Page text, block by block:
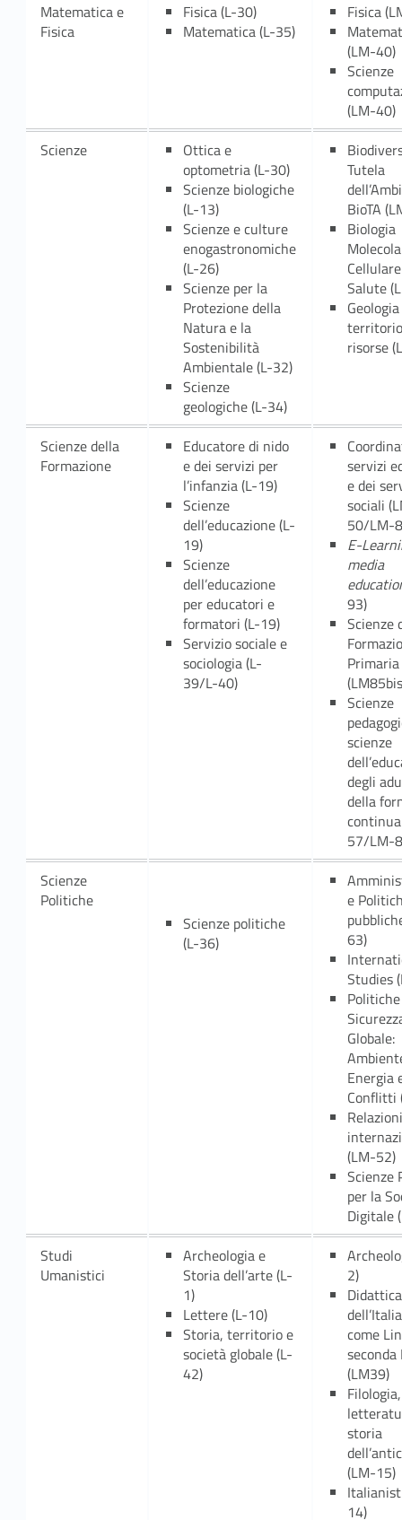
Matematica e
Fisica
Fisica (L-30)
Matematica (L-35)
Fisica
(LM-40)
Scienze
(LM-40)
Scienze
Ottica e
optometria (L-30)
Scienze biologiche
(L-13)
Scienze e culture
enogastronomiche
(L-26)
Scienze per la
Protezione della
Natura e la
Sostenibilità
Ambientale (L-32)
Scienze
geologiche (L-34)
Tutela
BioTA
Biologia
Salute
risorse
Scienze della
Formazione
Educatore di nido
e dei servizi per
l’infanzia (L-19)
Scienze
dell’educazione (L-
19)
Scienze
dell’educazione
per educatori e
formatori (L-19)
Servizio sociale e
sociologia (L-
39/L-40)
servizi
e dei
sociali
50/LM-
E-
media
93)
Scienze
Primaria
Scienze
scienze
degli
della
57/LM-
Scienze
Politiche
Scienze politiche
(L-36)
e
63)
Studies
Globale:
Energia
Conflitti
Relazioni
(LM-52)
Scienze
per la
Digitale
Studi
Umanistici
Archeologia e
Storia dell’arte (L-
1)
Lettere (L-10)
Storia, territorio e
società globale (L-
42)
2)
Didattica
come
seconda
(LM39)
Filologia,
storia
(LM-15)
14)